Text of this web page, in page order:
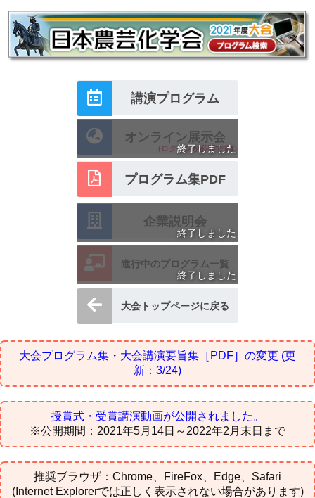
講演プログラム
オンライン展示会
(ログインが必要です)
終了しました
プログラム集PDF
企業説明会
終了しました
進行中のプログラム一覧
終了しました
大会トップページに戻る
大会プログラム集・大会講演要旨集［PDF］の変更 (更
新：3/24)
授賞式・受賞講演動画が公開されました。
※公開期間：2021年5月14日～2022年2月末日まで
推奨ブラウザ：Chrome、FireFox、Edge、Safari
(Internet Explorerでは正しく表示されない場合があります)